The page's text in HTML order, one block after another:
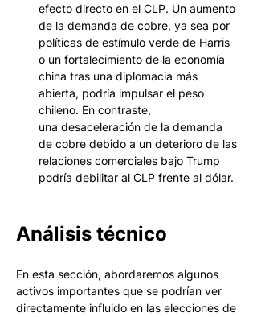
efecto directo en el CLP. Un aumento
de la demanda de cobre, ya sea por
políticas de estímulo verde de Harris
o un fortalecimiento de la economía
china tras una diplomacia más
abierta, podría impulsar el peso
chileno. En contraste,
una desaceleración de la demanda
de cobre debido a un deterioro de las
relaciones comerciales bajo Trump
podría debilitar al CLP frente al dólar.
Análisis técnico
En esta sección, abordaremos algunos
activos importantes que se podrían ver
directamente influido en las elecciones de